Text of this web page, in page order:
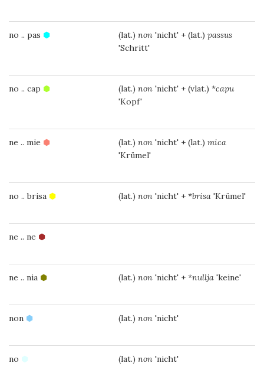
no .. pas ⬢ (lat.) non 'nicht' + (lat.) passus
'Schritt'
no .. cap ⬢ (lat.) non 'nicht' + (vlat.) *capu
'Kopf'
ne .. mie ⬢ (lat.) non 'nicht' + (lat.) mica
'Krümel'
no .. brisa ⬢ (lat.) non 'nicht' + *brisa 'Krümel'
ne .. ne ⬢
ne .. nia ⬢ (lat.) non 'nicht' + *nullja 'keine'
non ⬢ (lat.) non 'nicht'
no ⬢ (lat.) non 'nicht'